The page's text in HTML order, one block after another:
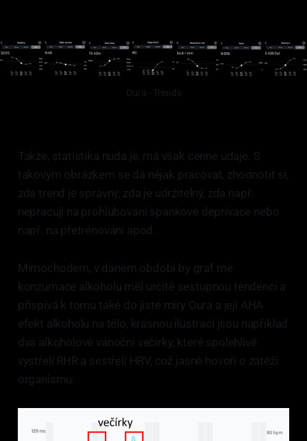
Oura - Trends
Takže, statistika nuda je, má však cenné údaje. S
takovým obrázkem se dá nějak pracovat, zhodnotit si,
zda trend je správný, zda je udržitelný, zda např.
nepracuji na prohlubování spánkové deprivace nebo
např. na přetrénování apod.
Mimochodem, v daném období by graf mé
konzumace alkoholu měl určitě sestupnou tendenci a
přispívá k tomu také do jisté míry Oura a její AHA
efekt alkoholu na tělo, krásnou ilustrací jsou například
dva alkoholové vánoční večírky, které spolehlivě
vystřelí RHR a sestřelí HRV, což jasně hovoří o zátěži
organismu: